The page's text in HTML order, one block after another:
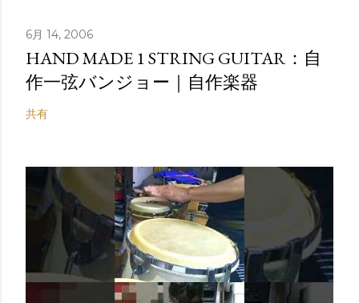
6月 14, 2006
HAND MADE 1 STRING GUITAR：自
作一弦バンジョー｜自作楽器
共有